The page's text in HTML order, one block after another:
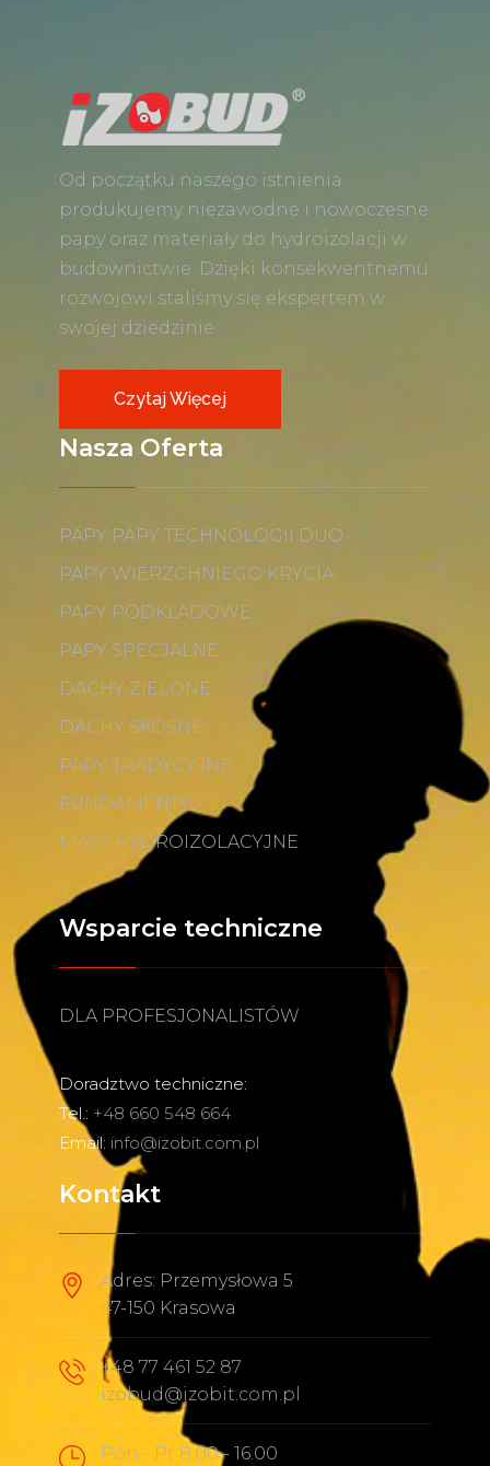
Od początku naszego istnienia
produkujemy niezawodne i nowoczesne
papy oraz materiały do hydroizolacji w
budownictwie. Dzięki konsekwentnemu
rozwojowi staliśmy się ekspertem w
swojej dziedzinie.
Czytaj Więcej
Nasza Oferta
PAPY PAPY TECHNOLOGII DUO
PAPY WIERZCHNIEGO KRYCIA
PAPY PODKŁADOWE
PAPY SPECJALNE
DACHY ZIELONE
DACHY SKOŚNE
PAPY TRADYCYJNE
FUNDAMENTY
MASY HYDROIZOLACYJNE
Wsparcie techniczne
DLA PROFESJONALISTÓW
Doradztwo techniczne:
Tel.: +48 660 548 664
Email: info@izobit.com.pl
Kontakt
Adres: Przemysłowa 5
47-150 Krasowa
+48 77 461 52 87
izobud@izobit.com.pl
Pon - Pt 8.00 - 16.00